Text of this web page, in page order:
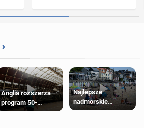
›
Anglia rozszerza
program 50-
procentowych
Najlepsze
nadmorskie
miasteczko blisko